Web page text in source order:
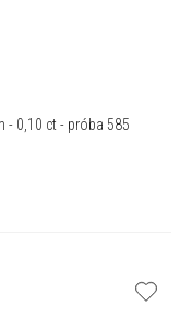
- 0,10 ct - próba 585